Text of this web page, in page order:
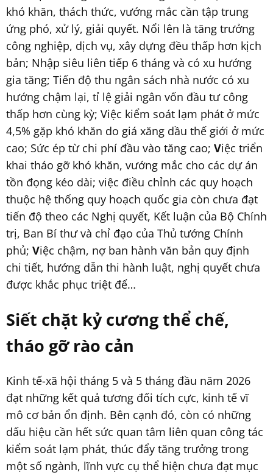
khó khăn, thách thức, vướng mắc cần tập trung
ứng phó, xử lý, giải quyết. Nổi lên là tăng trưởng
công nghiệp, dịch vụ, xây dựng đều thấp hơn kịch
bản; Nhập siêu liên tiếp 6 tháng và có xu hướng
gia tăng; Tiến độ thu ngân sách nhà nước có xu
hướng chậm lại, tỉ lệ giải ngân vốn đầu tư công
thấp hơn cùng kỳ; Việc kiểm soát lạm phát ở mức
4,5% gặp khó khăn do giá xăng dầu thế giới ở mức
cao; Sức ép từ chi phí đầu vào tăng cao; Việc triển
khai tháo gỡ khó khăn, vướng mắc cho các dự án
tồn đọng kéo dài; việc điều chỉnh các quy hoạch
thuộc hệ thống quy hoạch quốc gia còn chưa đạt
tiến độ theo các Nghị quyết, Kết luận của Bộ Chính
trị, Ban Bí thư và chỉ đạo của Thủ tướng Chính
phủ; Việc chậm, nợ ban hành văn bản quy định
chi tiết, hướng dẫn thi hành luật, nghị quyết chưa
được khắc phục triệt để…
Siết chặt kỷ cương thể chế,
tháo gỡ rào cản
Kinh tế-xã hội tháng 5 và 5 tháng đầu năm 2026
đạt những kết quả tương đối tích cực, kinh tế vĩ
mô cơ bản ổn định. Bên cạnh đó, còn có những
dấu hiệu cần hết sức quan tâm liên quan công tác
kiểm soát lạm phát, thúc đẩy tăng trưởng trong
một số ngành, lĩnh vực cụ thể hiện chưa đạt mục